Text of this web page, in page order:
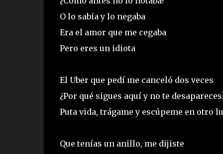
O lo sabía y lo negaba
Era el amor que me cegaba
Pero eres un idiota
El Uber que pedí me canceló dos veces
¿Por qué sigues aquí y no te
Puta vida, trágame y escúpeme en otro
Que tenías un anillo, me dijiste